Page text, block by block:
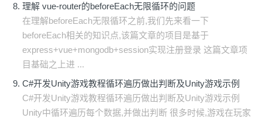
理解 vue-router的beforeEach无限循环的问题
在理解beforeEach无限循环之前,我们先来看一下
beforeEach相关的知识点,该篇文章的项目是基于
express+vue+mongodb+session实现注册登录 这篇文章项
目基础之上进 ...
C#开发Unity游戏教程循环遍历做出判断及Unity游戏示例
C#开发Unity游戏教程循环遍历做出判断及Unity游戏示例
Unity中循环遍历每个数据,并做出判断 很多时候,游戏在玩家